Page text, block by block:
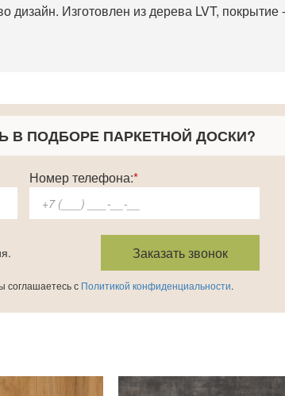
дизайн. Изготовлен из дерева LVT, покрытие -
В ПОДБОРЕ ПАРКЕТНОЙ ДОСКИ?
Номер телефона:*
соглашаетесь с Политикой конфиденциальности.